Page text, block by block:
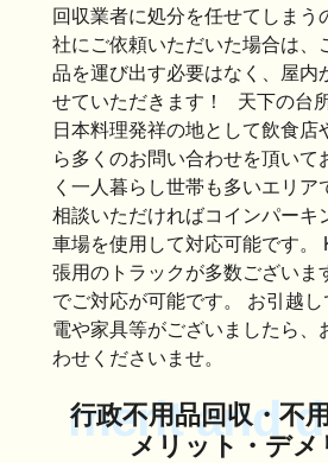
回収業者に処分を任せてしまう
社にご依頼いただいた場合は、
品を運び出す必要はなく、屋内
せていただきます！ 天下の台
日本料理発祥の地として飲食店
ら多くのお問い合わせを頂いて
く一人暮らし世帯も多いエリア
相談いただければコインパーキ
車場を使用して対応可能です。
張用のトラックが多数ございま
でご対応が可能です。 お引越
電や家具等がございましたら、
わせくださいませ。
merit and
行政不用品回収・不
メリット・デメ